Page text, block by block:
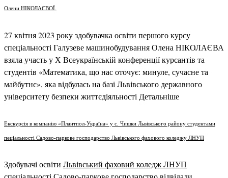
Олени НІКОЛАЄВОЇ.
27 квітня 2023 року здобувачка освіти першого курсу
спеціальності Галузеве машинобудування Олена НІКОЛАЄВА
взяла участь у Х Всеукраїнській конференції курсантів та
студентів «Математика, що нас оточує: минуле, сучасне та
майбутнє», яка відбулась на базі Львівського державного
університету безпеки життєдіяльності Детальніше
Екскурсія в компанію «Плантпол-Україна» у с. Чишки Львівського району студентами
пеціальності Садово-паркове господарство Львівського фахового коледжу ЛНУП
Здобувачі освіти Львівський фаховий коледж ЛНУП